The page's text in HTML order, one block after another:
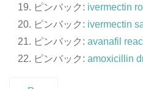
ピンバック: ivermectin
ピンバック: ivermectin
ピンバック: avanafil
ピンバック: amoxicillin